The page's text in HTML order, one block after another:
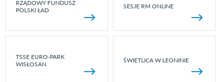
RZĄDOWY FUNDUSZ
POLSKI ŁAD
SESJE RM ONLINE
TSSE EURO-PARK
WISŁOSAN
ŚWIETLICA W LEONINIE